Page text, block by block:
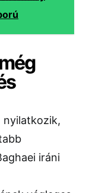
nyilatkozik,
iráni